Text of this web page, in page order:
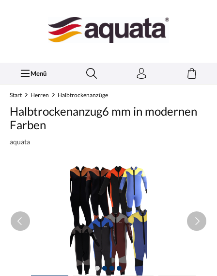
Menü
Start Herren Halbtrockenanzüge
Halbtrockenanzug6 mm in modernen
Farben
aquata